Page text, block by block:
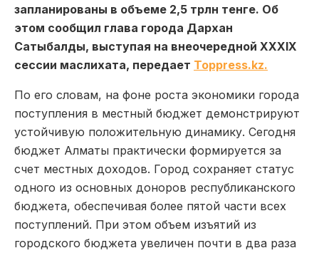
запланированы в объеме 2,5 трлн тенге. Об
этом сообщил глава города Дархан
Сатыбалды, выступая на внеочередной XXХIХ
сессии маслихата, передает Toppress.kz.
По его словам, на фоне роста экономики города
поступления в местный бюджет демонстрируют
устойчивую положительную динамику. Сегодня
бюджет Алматы практически формируется за
счет местных доходов. Город сохраняет статус
одного из основных доноров республиканского
бюджета, обеспечивая более пятой части всех
поступлений. При этом объем изъятий из
городского бюджета увеличен почти в два раза